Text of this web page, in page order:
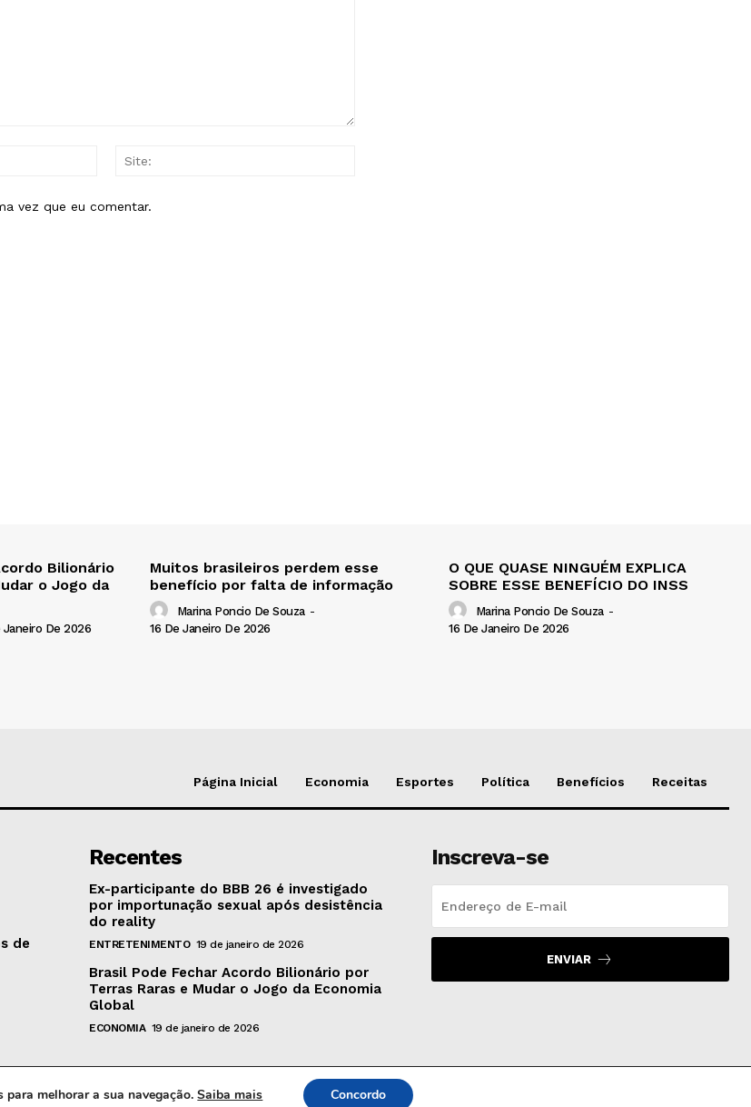
vez que eu comentar.
Bilionário
o Jogo da
Janeiro De 2026
Muitos brasileiros perdem esse
benefício por falta de informação
Marina Poncio De Souza -
16 De Janeiro De 2026
O QUE QUASE NINGUÉM EXPLICA
SOBRE ESSE BENEFÍCIO DO INSS
Marina Poncio De Souza -
16 De Janeiro De 2026
Página Inicial Economia Esportes Política Benefícios Receitas
de
Recentes
Ex-participante do BBB 26 é investigado
por importunação sexual após desistência
do reality
ENTRETENIMENTO 19 de janeiro de 2026
Brasil Pode Fechar Acordo Bilionário por
Terras Raras e Mudar o Jogo da Economia
Global
ECONOMIA 19 de janeiro de 2026
Inscreva-se
ENVIAR
MB Hora News | Todos os direitos reservados.
para melhorar a sua navegação.Saiba mais Concordo